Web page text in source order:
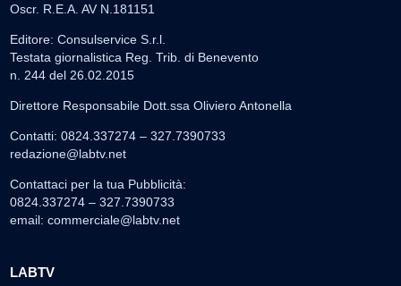
Oscr. R.E.A. AV N.181151
Editore: Consulservice S.r.l.
Testata giornalistica Reg. Trib. di Benevento
n. 244 del 26.02.2015
Direttore Responsabile Dott.ssa Oliviero Antonella
Contatti: 0824.337274 – 327.7390733
redazione@labtv.net
Contattaci per la tua Pubblicità:
0824.337274 – 327.7390733
email: commerciale@labtv.net
LABTV